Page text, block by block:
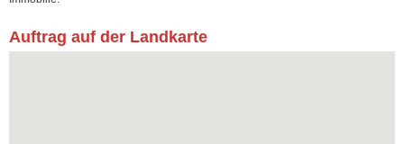
Auftrag auf der Landkarte